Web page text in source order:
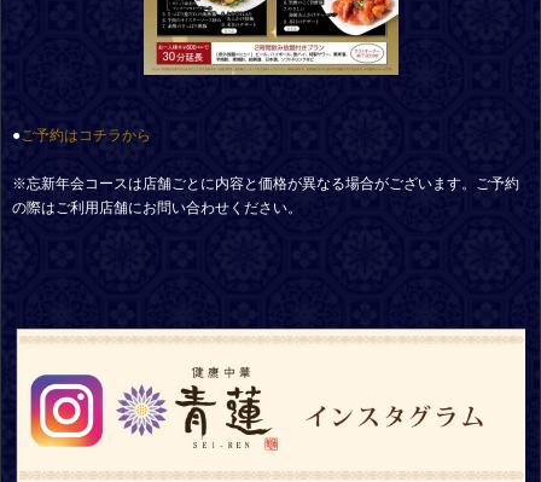
●ご予約はコチラから
※忘新年会コースは店舗ごとに内容と価格が異なる場合がございます。ご予約
の際はご利用店舗にお問い合わせください。